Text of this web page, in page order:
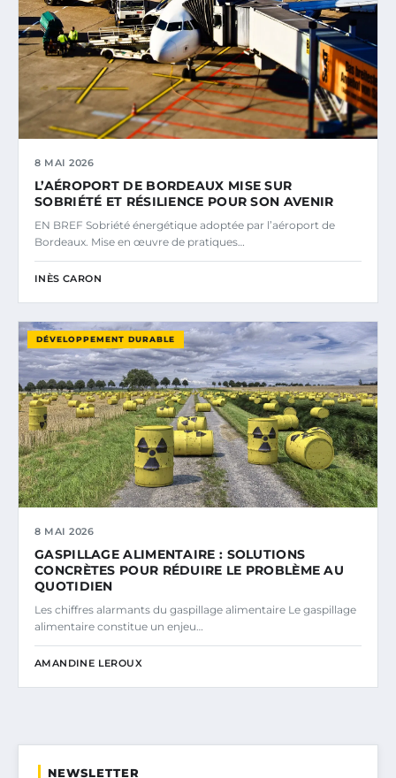
8 MAI 2026
L’AÉROPORT DE BORDEAUX MISE SUR
SOBRIÉTÉ ET RÉSILIENCE POUR SON AVENIR
EN BREF Sobriété énergétique adoptée par l’aéroport de
Bordeaux. Mise en œuvre de pratiques…
INÈS CARON
DÉVELOPPEMENT DURABLE
8 MAI 2026
GASPILLAGE ALIMENTAIRE : SOLUTIONS
CONCRÈTES POUR RÉDUIRE LE PROBLÈME AU
QUOTIDIEN
Les chiffres alarmants du gaspillage alimentaire Le gaspillage
alimentaire constitue un enjeu…
AMANDINE LEROUX
NEWSLETTER